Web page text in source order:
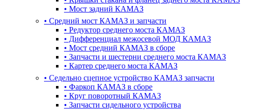
• Мост задний КАМАЗ
• Cредний мост КАМАЗ и запчасти
• Редуктор среднего моста КАМАЗ
• Дифференциал межосевой МОД КАМАЗ
• Мост средний КАМАЗ в сборе
• Запчасти и шестерни среднего моста КАМАЗ
• Картер среднего моста КАМАЗ
• Седельно сцепное устройство КАМАЗ запчасти
• Фаркоп КАМАЗ в сборе
• Круг поворотный КАМАЗ
• Запчасти сидельного устройства